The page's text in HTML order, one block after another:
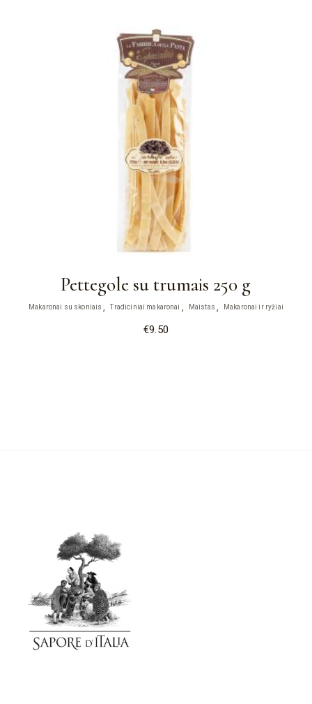
Pettegole su trumais 250 g
Makaronai su skoniais Tradiciniai makaronai Maistas Makaronai ir ryžiai
€9.50